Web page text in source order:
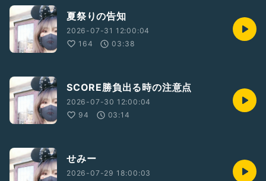
夏祭りの告知
2026-07-31 12:00:04
164
03:38
SCORE勝負出る時の注意点
2026-07-30 12:00:04
94
03:14
せみー
2026-07-29 18:00:03